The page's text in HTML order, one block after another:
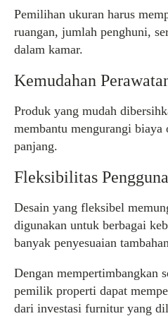
Pemilihan ukuran harus
ruangan, jumlah penghuni,
dalam kamar.
Kemudahan
Produk yang mudah
membantu mengurangi biaya
panjang.
Fleksibilitas
Desain yang fleksibel
digunakan untuk berbagai
banyak penyesuaian
Dengan mempertimbangkan
pemilik properti dapat
dari investasi furnitur yang